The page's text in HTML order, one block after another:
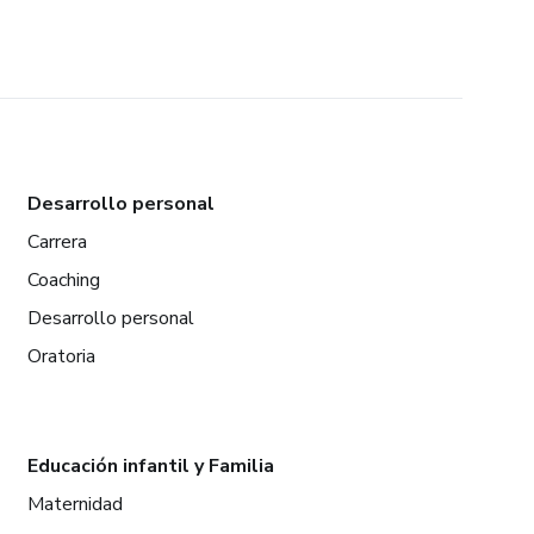
Desarrollo personal
Carrera
Coaching
Desarrollo personal
Oratoria
Educación infantil y Familia
Maternidad